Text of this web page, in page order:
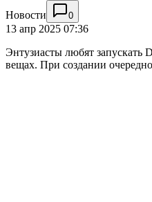
Новости 0
13 апр 2025 07:36
Энтузиасты любят запускать
вещах. При создании